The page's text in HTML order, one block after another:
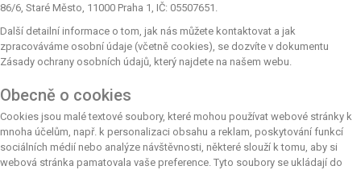
86/6, Staré Město, 11000 Praha 1, IČ: 05507651.
Další detailní informace o tom, jak nás můžete kontaktovat a jak
zpracováváme osobní údaje (včetně cookies), se dozvíte v dokumentu
Zásady ochrany osobních údajů, který najdete na našem webu.
Obecně o cookies
Cookies jsou malé textové soubory, které mohou používat webové stránky k
mnoha účelům, např. k personalizaci obsahu a reklam, poskytování funkcí
sociálních médií nebo analýze návštěvnosti, některé slouží k tomu, aby si
webová stránka pamatovala vaše preference. Tyto soubory se ukládají do